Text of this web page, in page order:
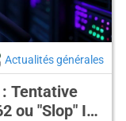
Actualités générales
Tentative
ou "Slop" IA